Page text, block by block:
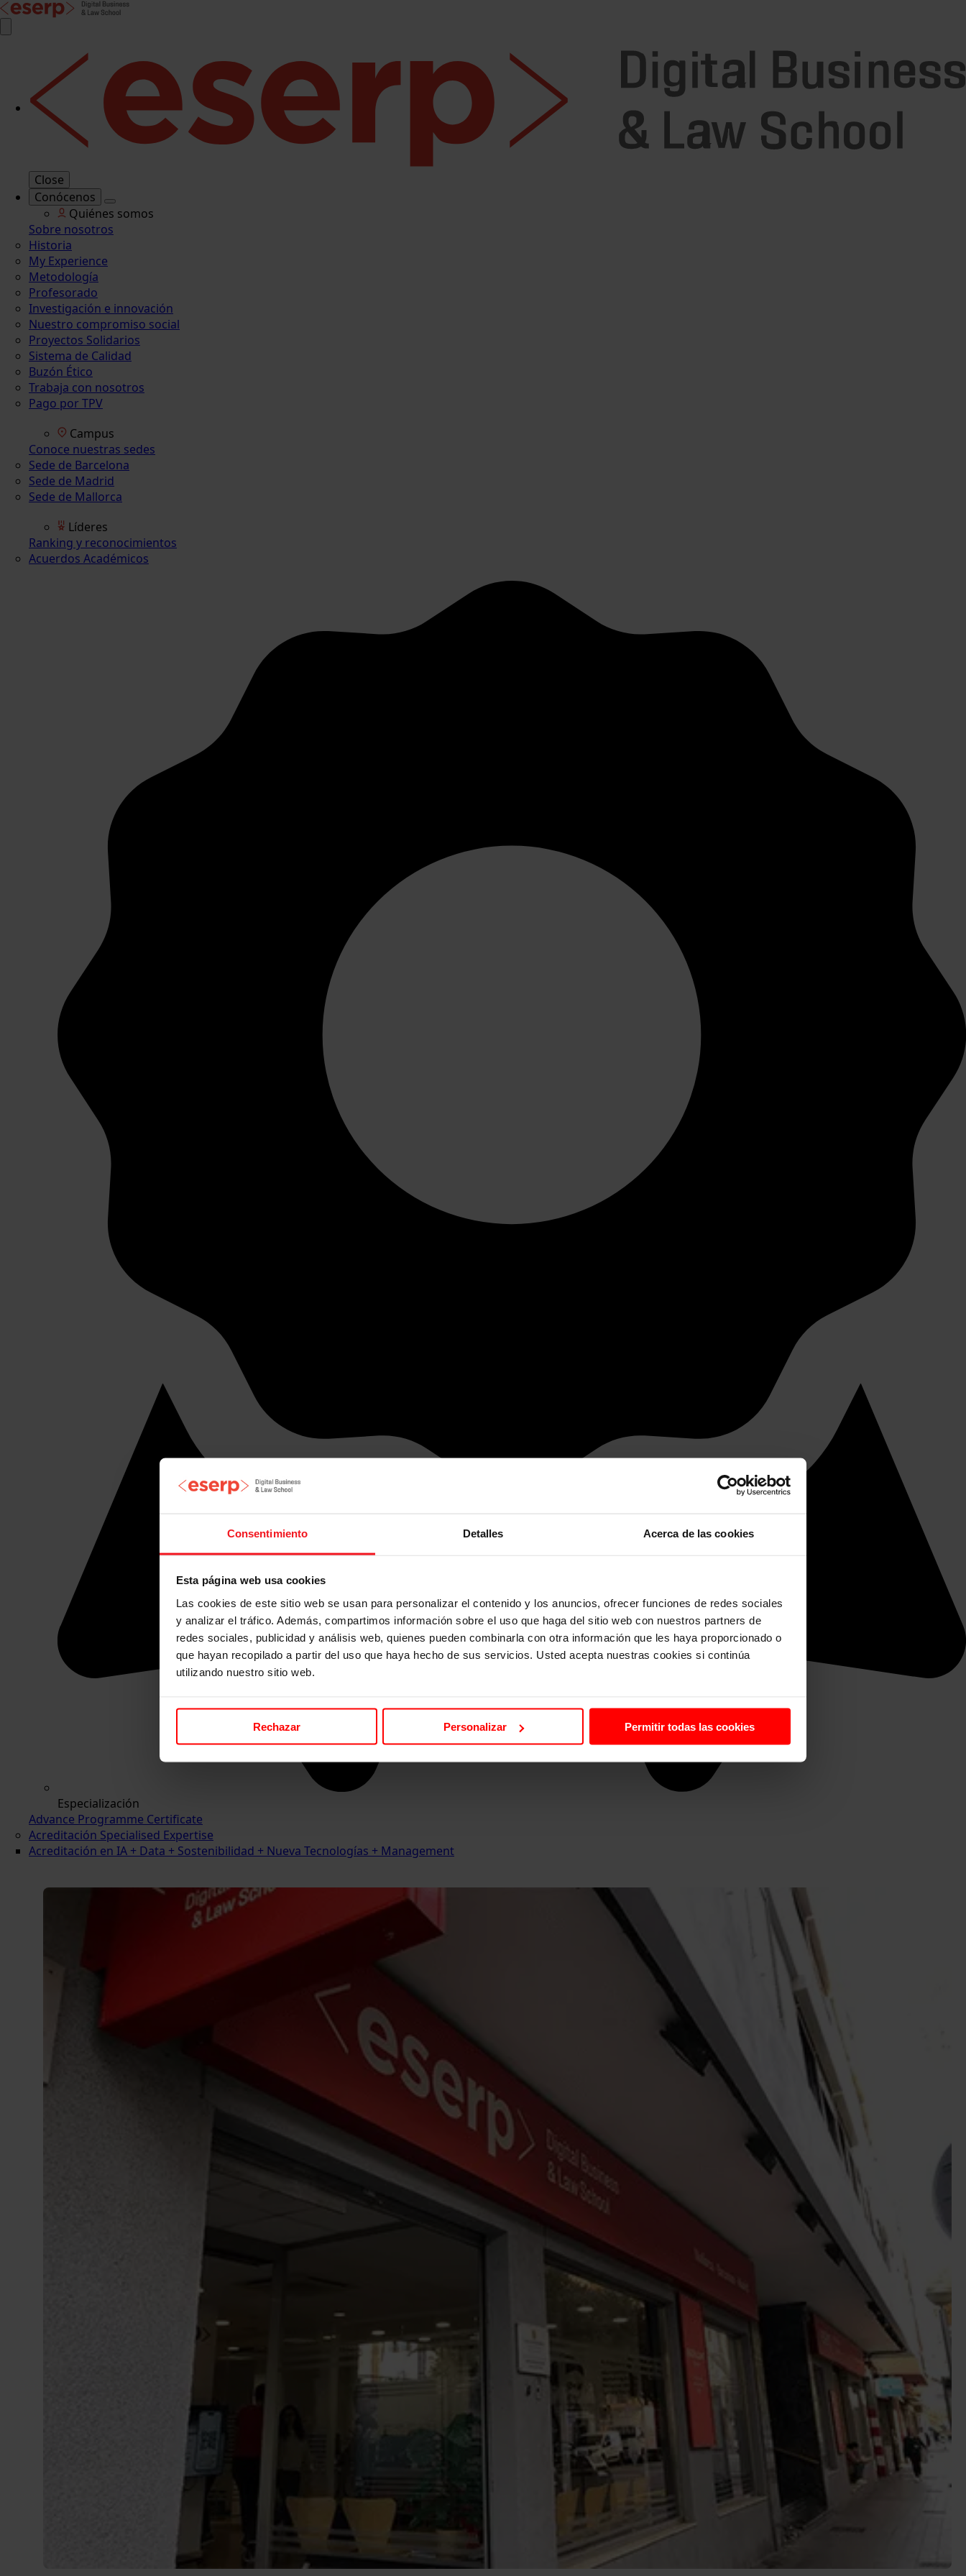
Consentimiento Detalles Acerca de las cookies
Esta página web usa cookies
Las cookies de este sitio web se usan para personalizar el contenido y los anuncios, ofrecer funciones de redes sociales
y analizar el tráfico. Además, compartimos información sobre el uso que haga del sitio web con nuestros partners de
redes sociales, publicidad y análisis web, quienes pueden combinarla con otra información que les haya proporcionado o
que hayan recopilado a partir del uso que haya hecho de sus servicios. Usted acepta nuestras cookies si continúa
utilizando nuestro sitio web.
Rechazar Personalizar Permitir todas las cookies
Close
Conócenos
Quiénes somos
Sobre nosotros
Historia
My Experience
Metodología
Profesorado
Investigación e innovación
Nuestro compromiso social
Proyectos Solidarios
Sistema de Calidad
Buzón Ético
Trabaja con nosotros
Pago por TPV
Campus
Conoce nuestras sedes
Sede de Barcelona
Sede de Madrid
Sede de Mallorca
Líderes
Ranking y reconocimientos
Acuerdos Académicos
Especialización
Advance Programme Certificate
Acreditación Specialised Expertise
Acreditación en IA + Data + Sostenibilidad + Nueva Tecnologías + Management